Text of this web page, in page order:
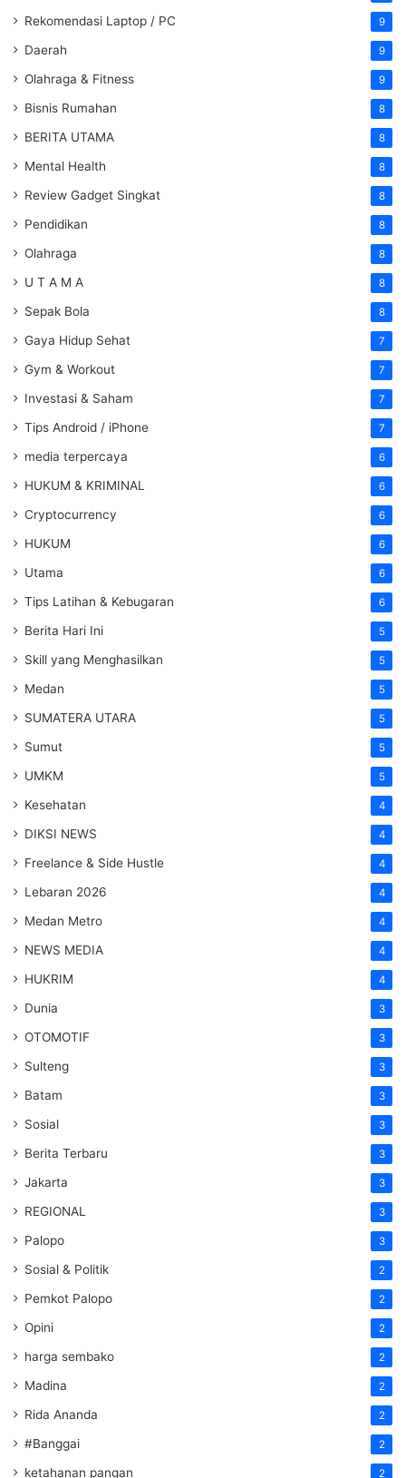
Rekomendasi Laptop / PC 9
Daerah 9
Olahraga & Fitness 9
Bisnis Rumahan 8
BERITA UTAMA 8
Mental Health 8
Review Gadget Singkat 8
Pendidikan 8
Olahraga 8
U T A M A 8
Sepak Bola 8
Gaya Hidup Sehat 7
Gym & Workout 7
Investasi & Saham 7
Tips Android / iPhone 7
media terpercaya 6
HUKUM & KRIMINAL 6
Cryptocurrency 6
HUKUM 6
Utama 6
Tips Latihan & Kebugaran 6
Berita Hari Ini 5
Skill yang Menghasilkan 5
Medan 5
SUMATERA UTARA 5
Sumut 5
UMKM 5
Kesehatan 4
DIKSI NEWS 4
Freelance & Side Hustle 4
Lebaran 2026 4
Medan Metro 4
NEWS MEDIA 4
HUKRIM 4
Dunia 3
OTOMOTIF 3
Sulteng 3
Batam 3
Sosial 3
Berita Terbaru 3
Jakarta 3
REGIONAL 3
Palopo 3
Sosial & Politik 2
Pemkot Palopo 2
Opini 2
harga sembako 2
Madina 2
Rida Ananda 2
#Banggai 2
ketahanan pangan 2